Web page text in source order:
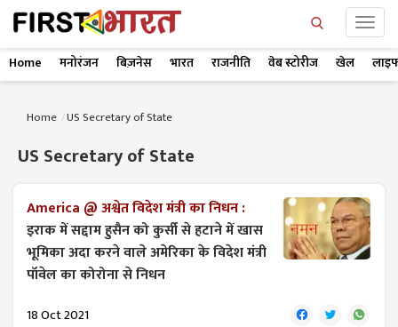
Home मनोरंजन बिज़नेस भारत राजनीति वेब स्टोरीज खेल
Home US Secretary of State
US Secretary of State
America @ अश्वेत विदेश मंत्री का निधन :
इराक में सद्दाम हुसैन को कुर्सी से हटाने में खास
भूमिका अदा करने वाले अमेरिका के विदेश मंत्री
पॉवेल का कोरोना से निधन
18 Oct 2021